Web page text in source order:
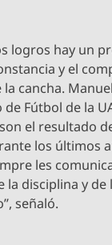
logros hay un
y el
cancha.
Fútbol de la
el resultado
los últimos
les
la disciplina y de
señaló.